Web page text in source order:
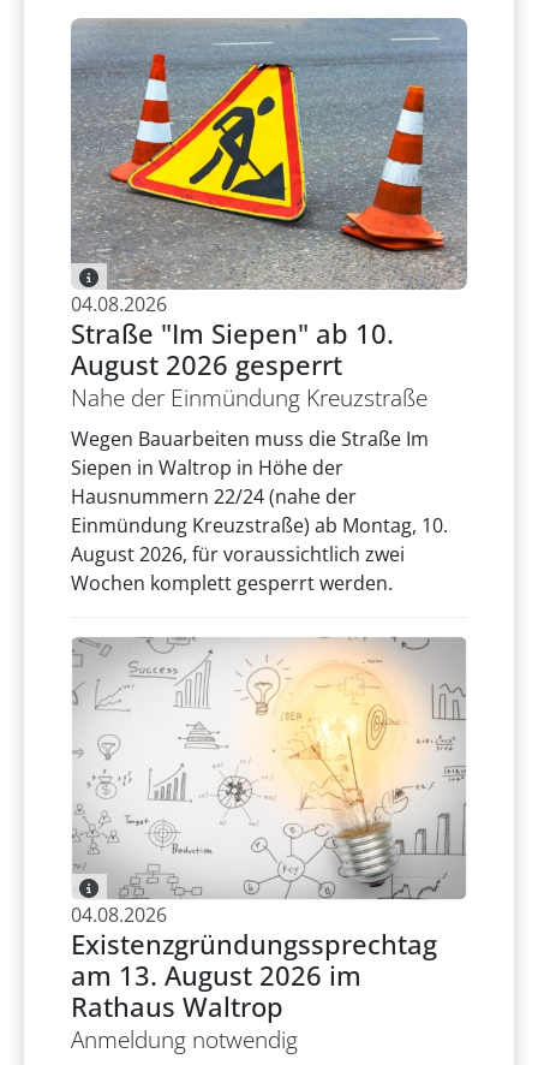
04.08.2026
Straße "Im Siepen" ab 10.
August 2026 gesperrt
Nahe der Einmündung Kreuzstraße
Wegen Bauarbeiten muss die Straße Im
Siepen in Waltrop in Höhe der
Hausnummern 22/24 (nahe der
Einmündung Kreuzstraße) ab Montag, 10.
August 2026, für voraussichtlich zwei
Wochen komplett gesperrt werden.
04.08.2026
Existenzgründungssprechtag
am 13. August 2026 im
Rathaus Waltrop
Anmeldung notwendig